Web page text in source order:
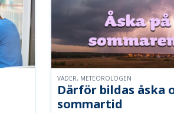
Därför bildas åska
sommartid
VÄDER, METEOROLOGEN